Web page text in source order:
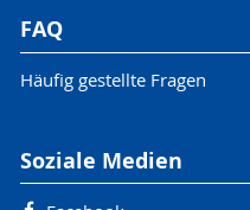
FAQ
Häufig gestellte Fragen
Soziale Medien